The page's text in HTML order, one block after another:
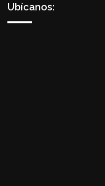
Ubícanos: